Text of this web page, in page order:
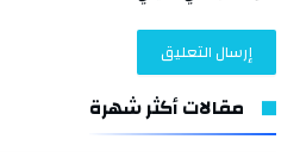
مقالات أكثر شهرة